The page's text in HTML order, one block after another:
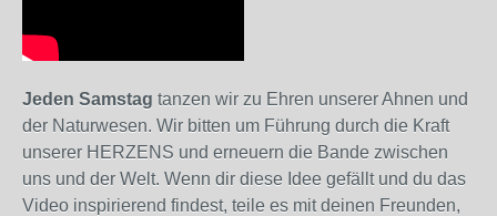
Jeden Samstag tanzen wir zu Ehren unserer Ahnen und
der Naturwesen. Wir bitten um Führung durch die Kraft
unserer HERZENS und erneuern die Bande zwischen
uns und der Welt. Wenn dir diese Idee gefällt und du das
Video inspirierend findest, teile es mit deinen Freunden,